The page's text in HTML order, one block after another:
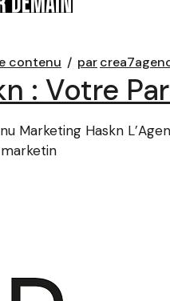
contenu par
: Votre
Marketing Haskn
marketin